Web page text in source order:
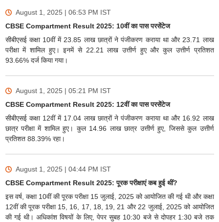
August 1, 2025 | 06:53 PM IST
CBSE Compartment Result 2025: 10वीं का पास परसेंटेज
सीबीएसई कक्षा 10वीं में 23.85 लाख छात्रों ने पंजीकरण कराया था और 23.71 लाख
परीक्षा में शामिल हुए। इनमें से 22.21 लाख उत्तीर्ण हुए और कुल उत्तीर्ण प्रतिशत
93.66% दर्ज किया गया।
August 1, 2025 | 05:21 PM IST
CBSE Compartment Result 2025: 12वीं का पास परसेंटेज
सीबीएसई कक्षा 12वीं में 17.04 लाख छात्रों ने पंजीकरण कराया था और 16.92 लाख
छात्र परीक्षा में शामिल हुए। कुल 14.96 लाख छात्र उत्तीर्ण हुए, जिससे कुल उत्तीर्ण
प्रतिशत 88.39% रहा।
August 1, 2025 | 04:44 PM IST
CBSE Compartment Result 2025: पूरक परीक्षाएं कब हुई थीं?
इस वर्ष, कक्षा 10वीं की पूरक परीक्षा 15 जुलाई, 2025 को आयोजित की गई थी और कक्षा
12वीं की पूरक परीक्षा 15, 16, 17, 18, 19, 21 और 22 जुलाई, 2025 को आयोजित
की गई थी। अधिकांश विषयों के लिए, पेपर सुबह 10:30 बजे से दोपहर 1:30 बजे तक